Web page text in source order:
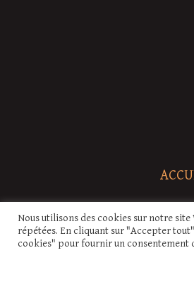
Nous utilisons des cookies sur notre
répétées. En cliquant sur "Accepter
cookies" pour fournir un consentement